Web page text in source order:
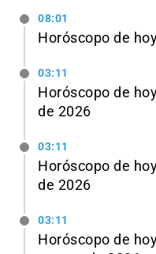
08:01
Horóscopo de
03:11
Horóscopo de
de 2026
03:11
Horóscopo de
de 2026
03:11
Horóscopo de